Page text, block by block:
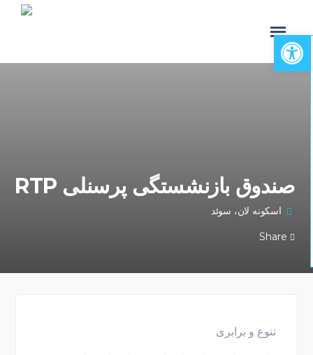
صندوق بازنشستگی پرسنلی RTP
اسکونه لان، سوئد
Share
تنوع و برابری
Open toolbar